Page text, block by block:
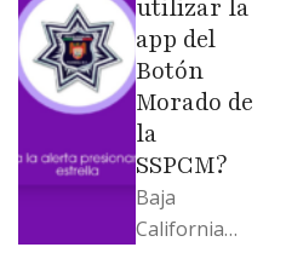
…
utilizar la
app del
Botón
Morado de
la
SSPCM?
Baja
California